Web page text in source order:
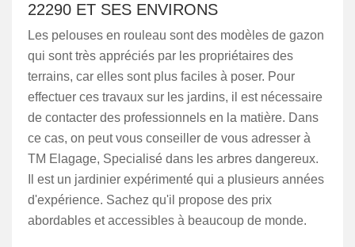
22290 ET SES ENVIRONS
Les pelouses en rouleau sont des modèles de gazon
qui sont très appréciés par les propriétaires des
terrains, car elles sont plus faciles à poser. Pour
effectuer ces travaux sur les jardins, il est nécessaire
de contacter des professionnels en la matière. Dans
ce cas, on peut vous conseiller de vous adresser à
TM Elagage, Specialisé dans les arbres dangereux.
Il est un jardinier expérimenté qui a plusieurs années
d'expérience. Sachez qu'il propose des prix
abordables et accessibles à beaucoup de monde.